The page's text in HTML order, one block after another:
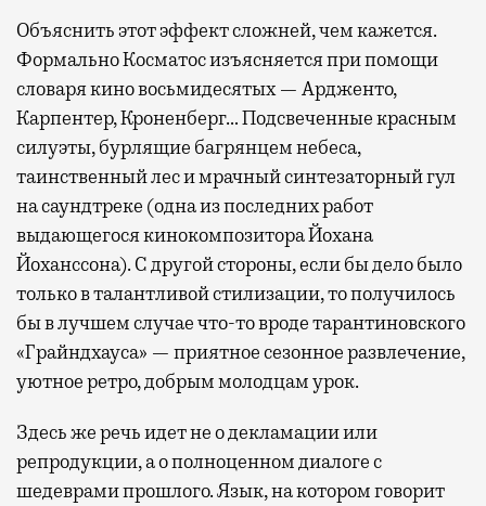
Объяснить этот эффект сложней, чем кажется.
Формально Косматос изъясняется при помощи
словаря кино восьмидесятых — Ардженто,
Карпентер, Кроненберг… Подсвеченные красным
силуэты, бурлящие багрянцем небеса,
таинственный лес и мрачный синтезаторный гул
на саундтреке (одна из последних работ
выдающегося кинокомпозитора Йохана
Йоханссона). С другой стороны, если бы дело было
только в талантливой стилизации, то получилось
бы в лучшем случае что-то вроде тарантиновского
«Грайндхауса» — приятное сезонное развлечение,
уютное ретро, добрым молодцам урок.
Здесь же речь идет не о декламации или
репродукции, а о полноценном диалоге с
шедеврами прошлого. Язык, на котором говорит